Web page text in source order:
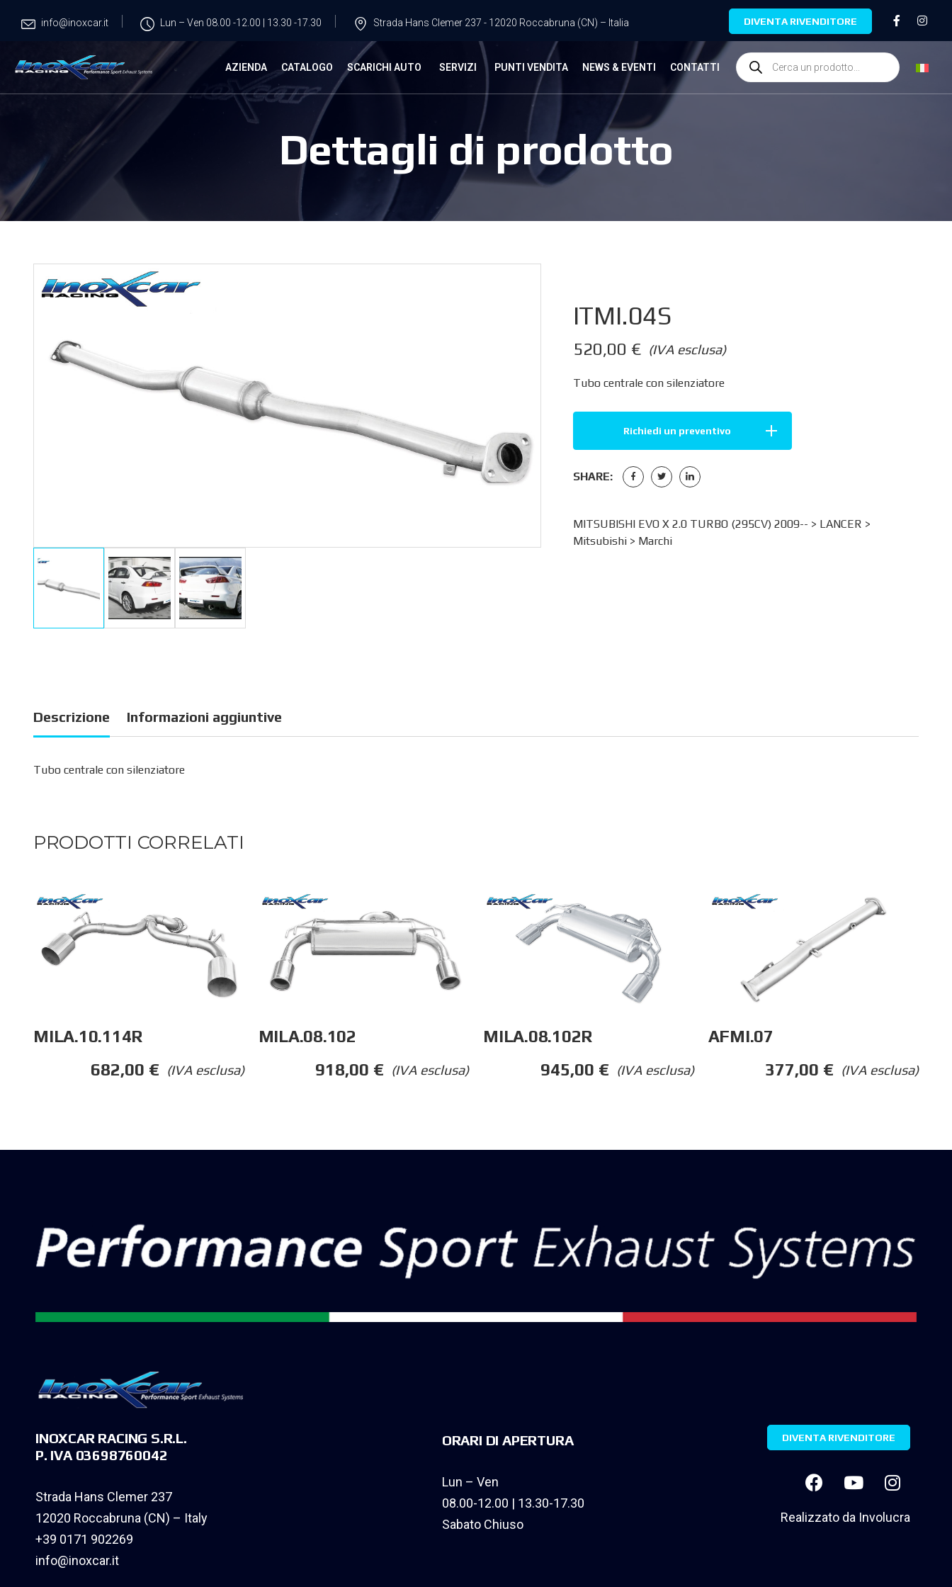
info@inoxcar.it Lun – Ven 08.00 -12.00 | 13.30 -17.30 Strada Hans Clemer 237 - 12020 Roccabruna (CN) – Italia DIVENTA RIVENDITORE
AZIENDA CATALOGO SCARICHI AUTO SERVIZI PUNTI VENDITA NEWS & EVENTI CONTATTI
Dettagli di prodotto
ITMI.04S
(IVA esclusa)
520,00 €
Tubo centrale con silenziatore
Richiedi un preventivo
SHARE:
MITSUBISHI EVO X 2.0 TURBO (295CV) 2009-- > LANCER >
Mitsubishi> Marchi
Descrizione Informazioni aggiuntive
Tubo centrale con silenziatore
PRODOTTI CORRELATI
MILA.10.114R
(IVA esclusa)
682,00 €
MILA.08.102
(IVA esclusa)
918,00 €
MILA.08.102R
(IVA esclusa)
945,00 €
AFMI.07
(IVA esclusa)
377,00 €
INOXCAR RACING S.R.L.
P. IVA 03698760042
Strada Hans Clemer 237
12020 Roccabruna (CN) – Italy
+39 0171 902269
info@inoxcar.it
ORARI DI APERTURA
Lun – Ven
08.00-12.00 | 13.30-17.30
Sabato Chiuso
DIVENTA RIVENDITORE
Realizzato da Involucra